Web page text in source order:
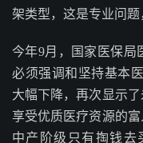
架类型，这是专业问题
今年9月，国家医保局
必须强调和坚持基本
大幅下降，再次显示
享受优质医疗资源的
中产阶级只有掏钱去